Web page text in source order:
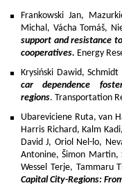
Frankowski Jan,
Michal, Vácha Tomáš,
support and resistance
cooperatives. Energy
Krysiński Dawid,
car dependence
regions. Transportation
Ubareviciene Ruta, van
Harris Richard, Kalm
David J, Oriol Nel-lo,
Antonine, Šimon Martin,
Wessel Terje, Tammaru
Capital City-Regions: